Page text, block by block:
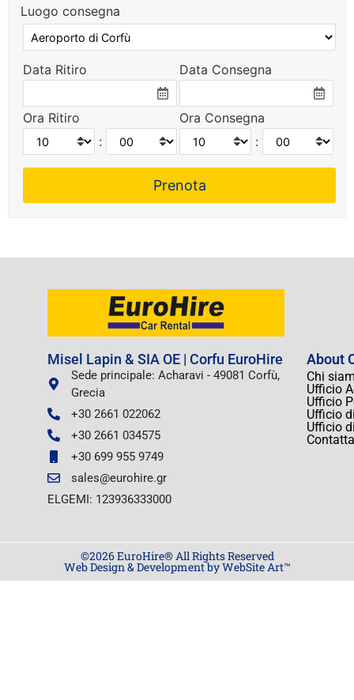
Luogo consegna
Data Ritiro
Ora Ritiro
:
Data Consegna
Ora Consegna
:
Misel Lapin & SIA OE | Corfu EuroHire
Sede principale: Acharavi - 49081 Corfù,
Grecia
+30 2661 022062
+30 2661 034575
+30 699 955 9749
sales@eurohire.gr
ELGEMI: 123936333000
About
Chi
Ufficio
Ufficio
Ufficio
Ufficio
©2026 EuroHire® All Rights Reserved
Web Design & Development by WebSite Art™